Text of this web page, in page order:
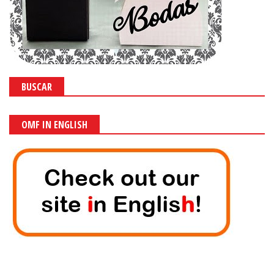
BUSCAR
OMF IN ENGLISH